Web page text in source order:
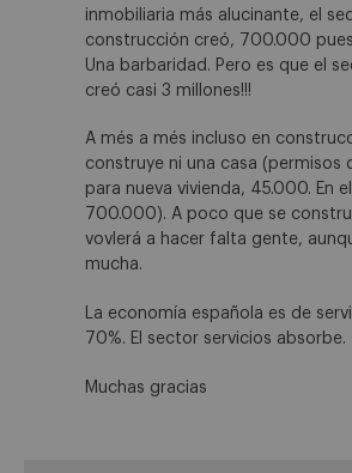
inmobiliaria más alucinante, el
construcción creó, 700.000
Una barbaridad. Pero es que el
creó casi 3 millones!!!
A més a més incluso en
construye ni una casa (permisos
para nueva vivienda, 45.000. En
700.000). A poco que se
vovlerá a hacer falta gente,
mucha.
La economía española es de
70%. El sector servicios absorbe.
Muchas gracias